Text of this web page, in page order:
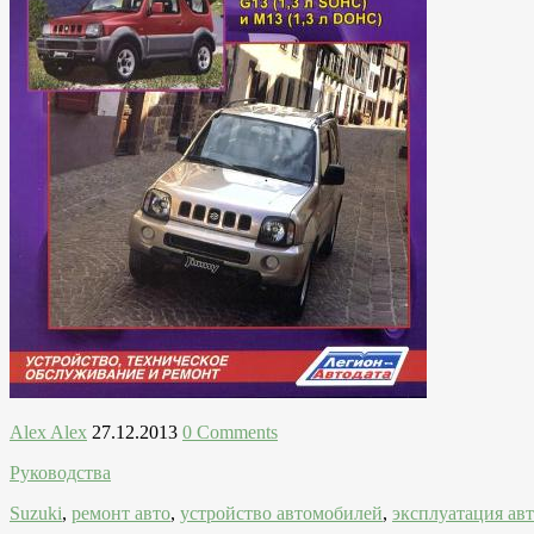
Alex Alex 27.12.2013 0 Comments
Руководства
Suzuki, ремонт авто, устройство автомобилей, эксплуатация